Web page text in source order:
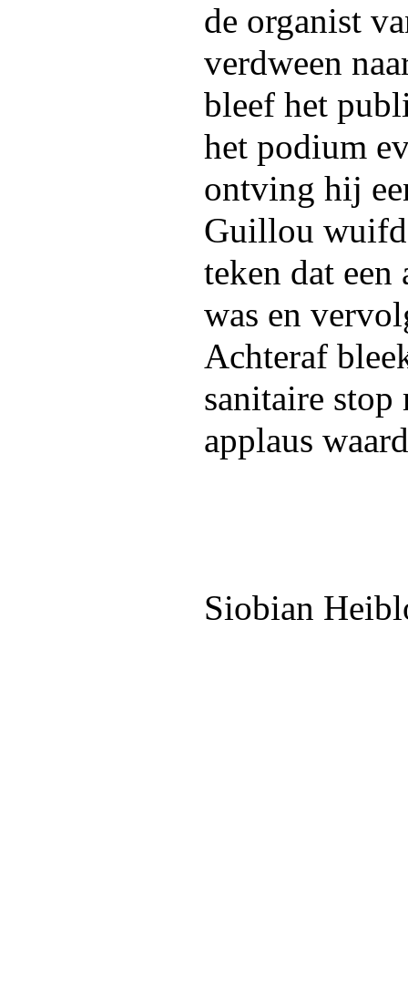
de organist
verdween
bleef het
het podium
ontving hij
Guillou
teken dat
was en
Achteraf
sanitaire stop
applaus
Siobian